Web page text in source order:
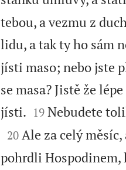
tebou, a vezmu z
lidu, a tak ty ho sám
jísti maso; nebo jste
se masa? Jistě že
jísti.
19 Nebudete

20 Ale za celý
pohrdli Hospodinem,